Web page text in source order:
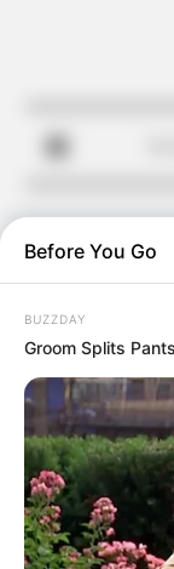
Before You Go
BUZZDAY
Groom Splits